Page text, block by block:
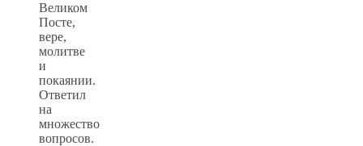
Великом
Посте,
вере,
молитве
и
покаянии.
Ответил
на
множество
вопросов.